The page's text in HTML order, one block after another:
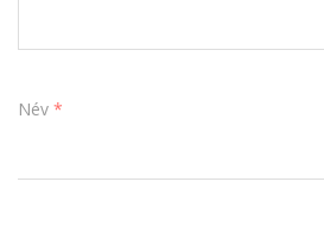
Név *